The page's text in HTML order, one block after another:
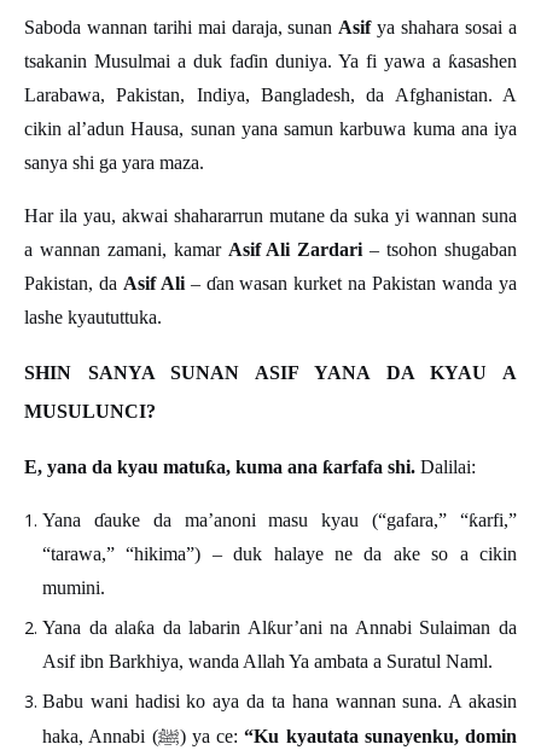
Saboda wannan tarihi mai daraja, sunan Asifya shahara sosai a
tsakanin Musulmai a duk faɗin duniya. Ya fi yawa a ƙasashen
Larabawa, Pakistan, Indiya, Bangladesh, da Afghanistan. A
cikin al’adun Hausa, sunan yana samun karbuwa kuma ana iya
sanya shi ga yara maza.
Har ila yau, akwai shahararrun mutane da suka yi wannan suna
a wannan zamani, kamar Asif Ali Zardari – tsohon shugaban
Pakistan, da Asif Ali– ɗan wasan kurket na Pakistan wanda ya
lashe kyaututtuka.
SHIN SANYA SUNAN ASIF YANA DA KYAU A
MUSULUNCI?
E, yana da kyau matuƙa, kuma ana ƙarfafa shi. Dalilai:
Yana ɗauke da ma’anoni masu kyau (“gafara,” “ƙarfi,”
“tarawa,” “hikima”) –duk halaye ne da ake so a cikin
mumini.
Yana da alaƙa da labarin Alƙur’ani na Annabi Sulaiman da
Asif ibn Barkhiya, wanda Allah Ya ambata a Suratul Naml.
Babu wani hadisi ko aya da ta hana wannan suna. A akasin
haka, Annabi (ﷺ) ya ce:“Ku kyautata sunayenku, domin